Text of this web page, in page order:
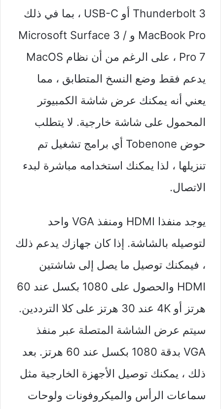
Thunderbolt 3 أو USB-C ، بما في ذلك
MacBook Pro و Microsoft Surface 3 /
Pro 7 ، على الرغم من أن نظام MacOS
يدعم فقط وضع النسخ المتطابق ، مما
يعني أنه يمكنك عرض شاشة الكمبيوتر
المحمول على شاشة خارجية. لا يتطلب
حوض Tobenone أي برامج تشغيل تم
تنزيلها ، لذا يمكنك استخدامه مباشرة لبدء
الاتصال.
يوجد منفذا HDMI ومنفذ VGA واحد
لتوصيله بالشاشة. إذا كان جهازك يدعم ذلك
، فيمكنك توصيل ما يصل إلى شاشتين
HDMI والحصول على 1080 بكسل عند 60
هرتز أو 4K عند 30 هرتز على كلا الترددين.
سيتم عرض الشاشة المتصلة عبر منفذ
VGA بدقة 1080 بكسل عند 60 هرتز. بعد
ذلك ، يمكنك توصيل الأجهزة الخارجية مثل
سماعات الرأس والميكروفونات ولوحات